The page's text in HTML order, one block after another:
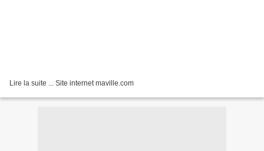
Lire la suite ... Site internet maville.com